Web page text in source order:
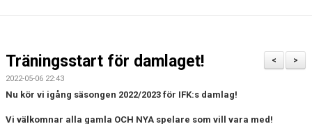
KALENDER
>
<
Träningsstart för damlaget!
2022-05-06 22:43
Nu kör vi igång säsongen 2022/2023 för IFK:s damlag!
Vi välkomnar alla gamla OCH NYA spelare som vill vara med!